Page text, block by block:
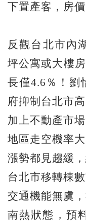
下置產客，房
反觀台北市內
坪公寓或大樓
長僅4.6％！劉
府抑制台北市
加上不動產市
地區走空機率
漲勢都見趨緩
台北市移轉棟
交通機能無虞
南熱狀態，預